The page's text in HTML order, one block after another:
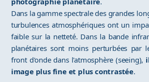
Dans la gamme spectrale des grandes
turbulences atmosphériques ont un
faible sur la netteté. Dans la bande
planétaires sont moins perturbées par
front d'onde dans l'atmosphère (seeing),
image plus fine et plus contrastée.